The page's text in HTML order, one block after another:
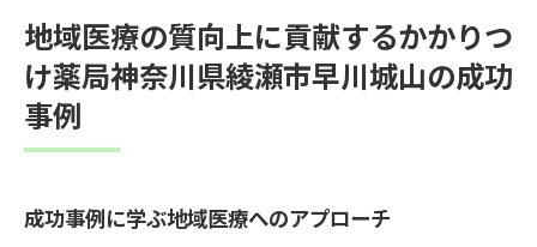
地域医療の質向上に貢献するかかりつ
け薬局神奈川県綾瀬市早川城山の成功
事例
成功事例に学ぶ地域医療へのアプローチ